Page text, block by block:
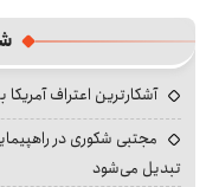
آشکارترین اعتراف
مجتبی شکوری در
تبدیل می‌شود